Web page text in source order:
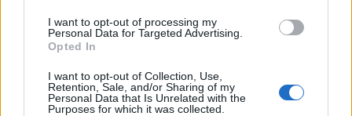
I want to opt-out of processing my
Personal Data for Targeted Advertising.
Opted In
I want to opt-out of Collection, Use,
Retention, Sale, and/or Sharing of my
Personal Data that Is Unrelated with the
Purposes for which it was collected.
Σήμερα, ο Αρχηγός του Γενικού Επιτελείου Εθνικής
Άμυνας, Ρίτσαρντ Νάιτον, προειδοποίησε πως η
Βρετανία«πρέπει να δαπανήσει περισσότερα στην
άμυνά της και ταχύτερα». Η Ρωσία «διερευνά,